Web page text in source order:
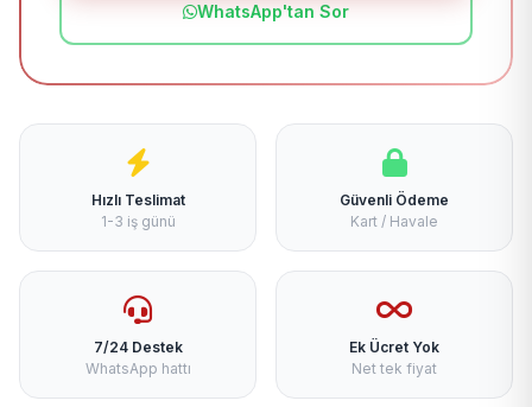
WhatsApp'tan Sor
Hızlı Teslimat
1-3 iş günü
Güvenli Ödeme
Kart / Havale
7/24 Destek
WhatsApp hattı
Ek Ücret Yok
Net tek fiyat